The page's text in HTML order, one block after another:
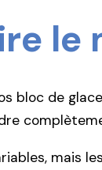
le
bloc de
mais